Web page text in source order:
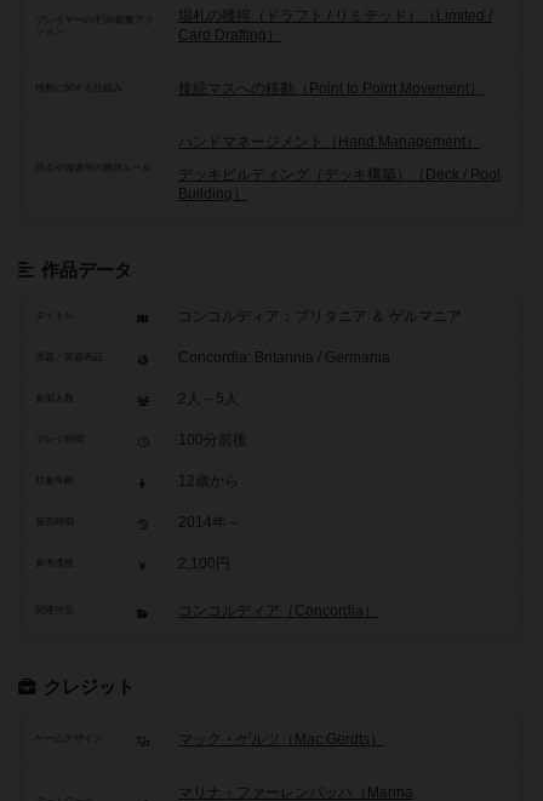
プレイヤーの干渉/影響アク
場札の獲得（ドラフト / リミテッド）（Limited /
Card Drafting）
移動に関する仕組み 接続マスへの移動（Point to Point Movement）
得点や資源等の獲得ルール
ハンドマネージメント（Hand Management）
デッキビルディング（デッキ構築）（Deck / Pool
Building）
作品データ
タイトル コンコルディア：ブリタニア ＆ ゲルマニア
原題・英題表記 Concordia: Britannia / Germania
参加人数 2人～5人
100分前後
対象年齢 12歳から
2014年～
参考価格 2,100円
関連作品 コンコルディア（Concordia）
クレジット
ゲームデザイン マック・ゲルツ（Mac Gerdts）
マリナ・ファーレンバッハ（Marina